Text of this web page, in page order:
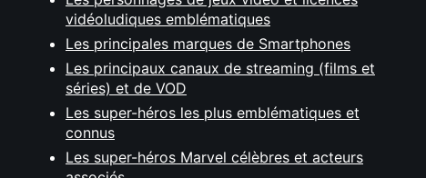
vidéoludiques emblématiques
Les principales marques de Smartphones
Les principaux canaux de streaming (films et
séries) et de VOD
Les super-héros les plus emblématiques et
connus
Les super-héros Marvel célèbres et acteurs